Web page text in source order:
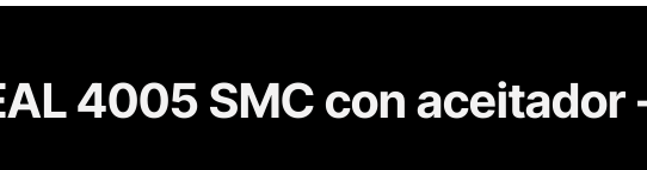
4005 SMC con aceitador